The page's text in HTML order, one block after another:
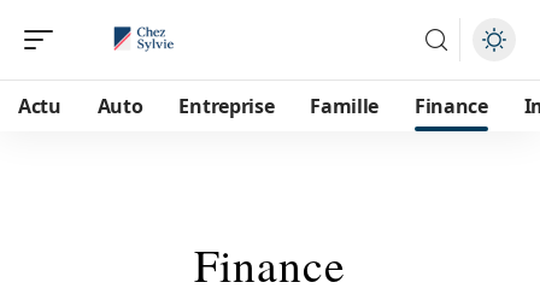
Actu Auto Entreprise Famille Finance
Finance